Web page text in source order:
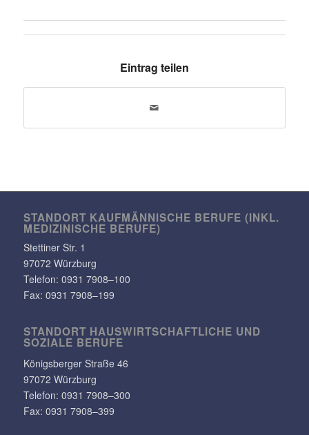
Eintrag teilen
STANDORT KAUF­MÄN­NI­SCHE BERUFE (INKL.
MEDI­ZI­NI­SCHE BERUFE)
Stet­tiner Str. 1
97072 Würzburg
Telefon: 0931 7908–100
Fax: 0931 7908–199
STANDORT HAUS­WIRT­SCHAFT­LICHE UND
SOZIALE BERUFE
Königs­berger Straße 46
97072 Würzburg
Telefon: 0931 7908–300
Fax: 0931 7908–399